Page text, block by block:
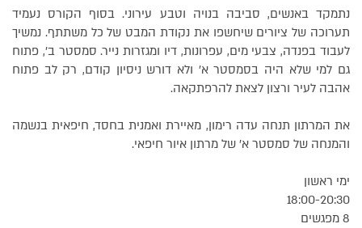
נתמקד באנשים, סביבה בנויה וטבע עירוני. בסוף הקורס נעמיד
תערוכה של ציורים שיחשפו את נקודת המבט של כל משתתף. נמשיך
לעבוד בפנדה, צבעי מים, עפרונות, דיו ומגזרות נייר. סמסטר ב', פתוח
גם למי שלא היה בסמסטר א׳ ולא דורש ניסיון קודם, רק לב פתוח
אהבה לעיר ורצון לצאת להרפתקאה.
את המרתון תנחה עדה רימון, מאיירת ואמנית בחסד, חיפאית בנשמה
והמנחה של סמסטר א' של מרתון איור חיפאי.
ימי ראשון
18:00-20:30
8 מפגשים